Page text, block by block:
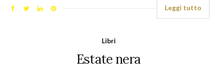
Leggi tutto
Libri
Estate nera